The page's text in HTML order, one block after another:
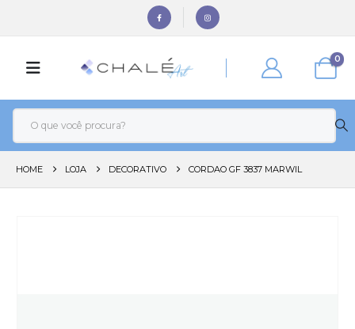
0
HOME LOJA DECORATIVO CORDAO GF 3837 MARWIL